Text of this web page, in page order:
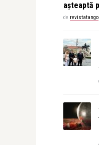
așteaptă
de revistatango